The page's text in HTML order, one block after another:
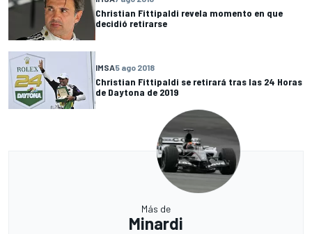
Christian Fittipaldi revela momento en que
decidió retirarse
IMSA5 ago 2018
Christian Fittipaldi se retirará tras las 24 Horas
de Daytona de 2019
Más de
Minardi